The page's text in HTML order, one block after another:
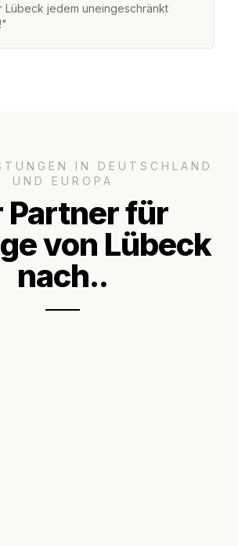
Lübeck jedem uneingeschränkt
IN DEUTSCHLAND
UND EUROPA
Partner für
von Lübeck
nach..